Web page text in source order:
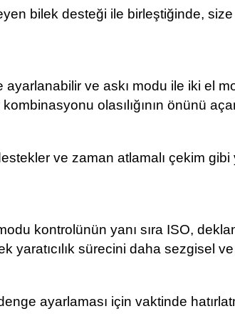
bilek desteği ile birleştiğinde,
ayarlanabilir ve askı modu ile iki el
olasılığının önünü
ve zaman atlamalı çekim gibi
kontrolünün yanı sıra ISO,
yaratıcılık sürecini daha sezgisel ve
ayarlaması için vaktinde